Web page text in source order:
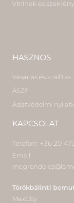
Vitrinek és
HASZNOS
Vásárlás és szállítás
ÁSZF
Adatvédelmi
KAPCSOLAT
Telefon: +36 20
Email:
Törökbálinti
MaxCity